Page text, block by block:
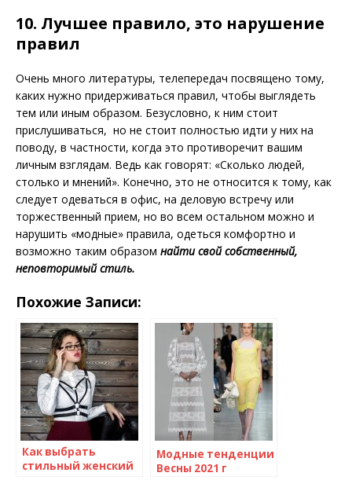
10. Лучшее правило, это нарушение
правил
Очень много литературы, телепередач посвящено тому,
каких нужно придерживаться правил, чтобы выглядеть
тем или иным образом. Безусловно, к ним стоит
прислушиваться, но не стоит полностью идти у них на
поводу, в частности, когда это противоречит вашим
личным взглядам. Ведь как говорят: «Сколько людей,
столько и мнений». Конечно, это не относится к тому, как
следует одеваться в офис, на деловую встречу или
торжественный прием, но во всем остальном можно и
нарушить «модные» правила, одеться комфортно и
возможно таким образом найти свой собственный,
неповторимый стиль.
Похожие Записи:
Как выбрать
стильный женский
Модные тенденции
Весны 2021 г